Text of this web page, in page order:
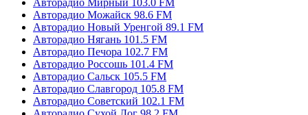
Авторадио Мирный 103.0 FM
Авторадио Можайск 98.6 FM
Авторадио Новый Уренгой 89.1 FM
Авторадио Нягань 101.5 FM
Авторадио Печора 102.7 FM
Авторадио Россошь 101.4 FM
Авторадио Сальск 105.5 FM
Авторадио Славгород 105.8 FM
Авторадио Советский 102.1 FM